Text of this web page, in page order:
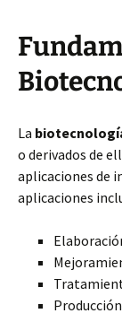
La
o derivados de
aplicaciones de
aplicaciones